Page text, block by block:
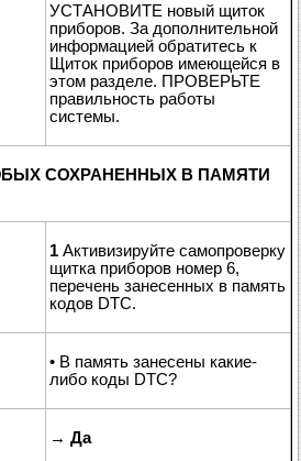
УСТАНОВИТЕ новый щиток
приборов. За дополнительной
информацией обратитесь к
Щиток приборов имеющейся в
этом разделе. ПРОВЕРЬТЕ
правильность работы
системы.
СОХРАНЕННЫХ В ПАМЯТИ
1 Активизируйте самопроверку
щитка приборов номер 6,
перечень занесенных в память
кодов DTC.
• В память занесены какие-
либо коды DTC?
→ Да